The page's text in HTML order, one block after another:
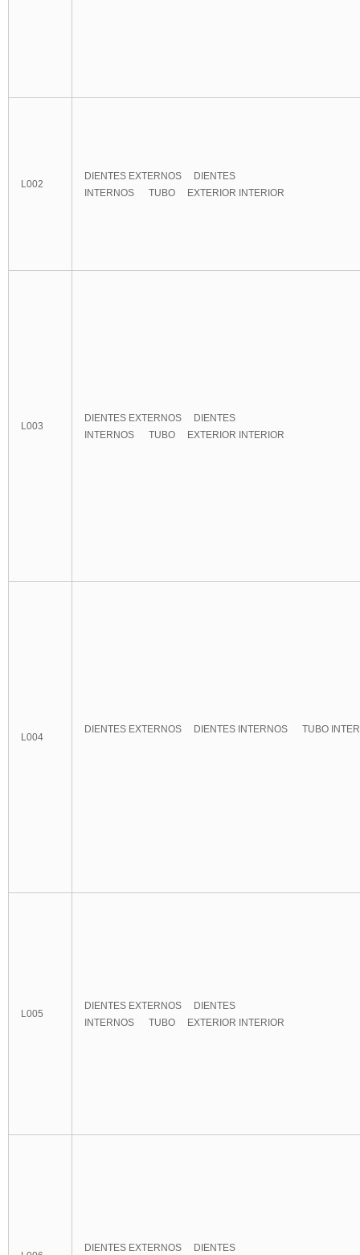
L002
DIENTES EXTERNOS DIENTES
INTERNOS TUBO EXTERIOR INTERIOR
L003
DIENTES EXTERNOS DIENTES
INTERNOS TUBO EXTERIOR INTERIOR
L004
DIENTES EXTERNOS DIENTES INTERNOS TUBO
L005
DIENTES EXTERNOS DIENTES
INTERNOS TUBO EXTERIOR INTERIOR
DIENTES EXTERNOS DIENTES